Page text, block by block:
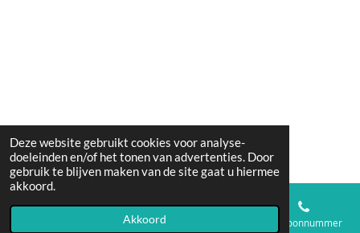
Deze website gebruikt cookies voor analyse-
doeleinden en/of het tonen van advertenties. Door
gebruik te blijven maken van de site gaat u hiermee
akkoord.
Akkoord
E-mailadres Telefoonnummer